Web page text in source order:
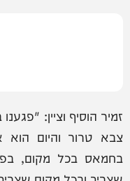
זמיר הוסיף וציין:
צבא טרור והיום הוא
בחמאס בכל מקום,